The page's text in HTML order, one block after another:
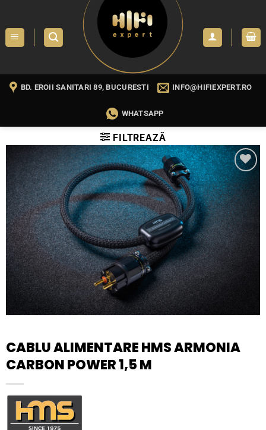
content
BD. EROII SANITARI 89, BUCURESTI INFO@HIFIEXPERT.RO
WHATSAPP
FILTREAZĂ
WISHLIST
CABLU ALIMENTARE HMS ARMONIA
CARBON POWER 1,5 M